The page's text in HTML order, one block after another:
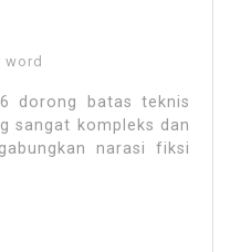
word
dorong batas teknis
sangat kompleks dan
narasi fiksi